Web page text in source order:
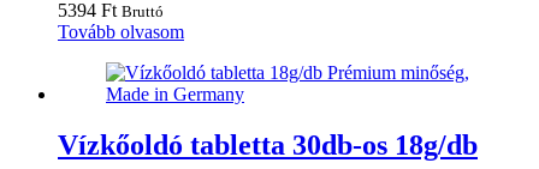
5394 Ft Bruttó
Tovább olvasom
Vízkőoldó tabletta 30db-os 18g/db